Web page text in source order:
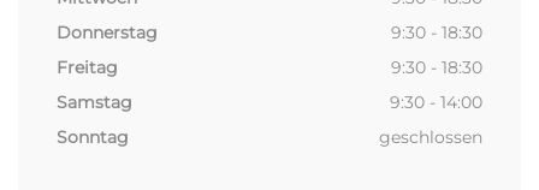
Donnerstag
9:30 - 18:30
Freitag
9:30 - 18:30
Samstag
9:30 - 14:00
Sonntag
geschlossen